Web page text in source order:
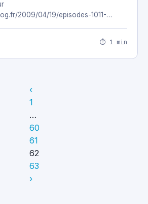
2009/04/19/episodes-1011-
⏱ 1 min
‹
1
…
60
61
62
63
›